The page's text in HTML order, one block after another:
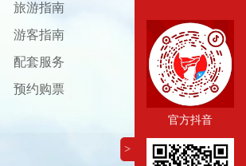
旅游指南
游客指南
配套服务
预约购票
>
官方抖音